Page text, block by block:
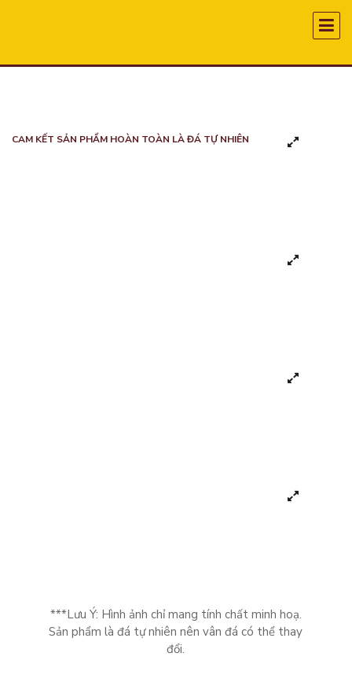
CAM KẾT SẢN PHẨM HOÀN TOÀN LÀ ĐÁ TỰ NHIÊN
***Lưu Ý: Hình ảnh chỉ mang tính chất minh hoạ.
Sản phẩm là đá tự nhiên nên vân đá có thể thay
đổi.